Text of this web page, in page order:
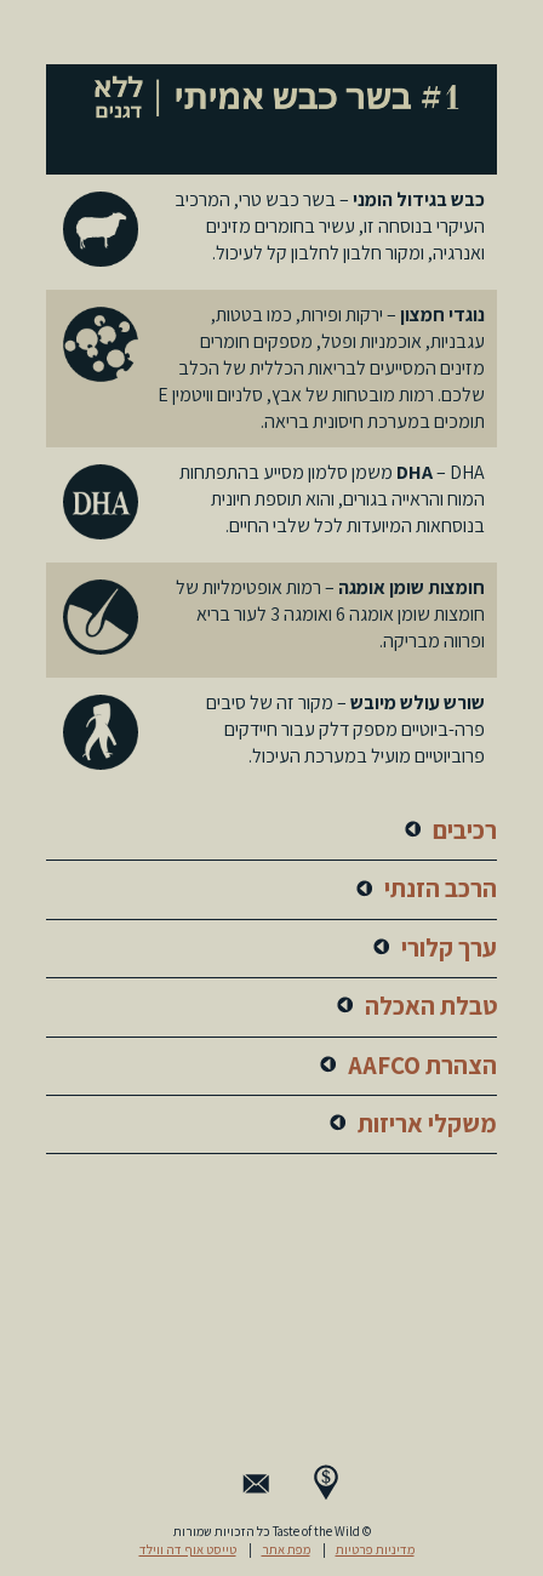
כבש בגידול הומני– בשר כבש טרי, המרכיב
העיקרי בנוסחה זו, עשיר בחומרים מזינים
ואנרגיה, ומקור חלבון לחלבון קל לעיכול.
נוגדי חמצון – ירקות ופירות, כמו בטטות,
עגבניות, אוכמניות ופטל, מספקים חומרים
מזינים המסייעים לבריאות הכללית של הכלב
שלכם. רמות מובטחות של אבץ, סלניום וויטמין E
תומכים במערכת חיסונית בריאה.
DHA – DHA משמן סלמון מסייע בהתפתחות
המוח והראייה בגורים, והוא תוספת חיונית
בנוסחאות המיועדות לכל שלבי החיים.
חומצות שומן אומגה – רמות אופטימליות של
חומצות שומן אומגה 6 ואומגה 3 לעור בריא
ופרווה מבריקה.
שורש עולש מיובש– מקור זה של סיבים
פרה-ביוטיים מספק דלק עבור חיידקים
פרוביוטיים מועיל במערכת העיכול.
רכיבים
הרכב הזנתי
ערך קלורי
טבלת האכלה
הצהרת AAFCO
משקלי אריזות
© Taste of the Wild כל הזכויות שמורות
מדיניות פרטיות
מפת אתר טייסט אוף דה ווילד